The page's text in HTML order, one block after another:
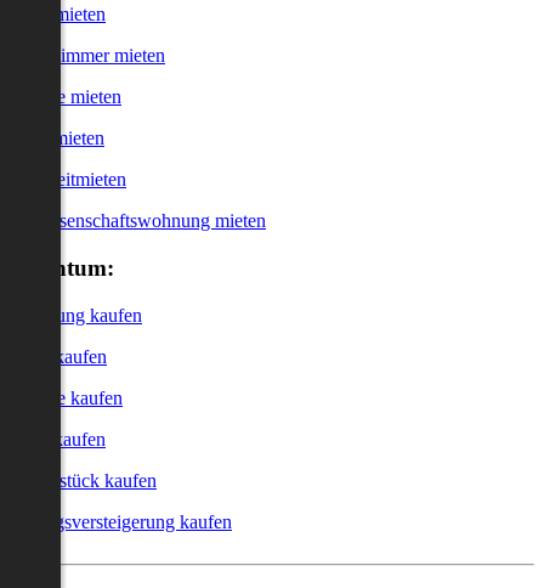
Haus mieten
WG-Zimmer mieten
Garage mieten
Büro mieten
Kurzzeitmieten
Genossenschaftswohnung mieten
Eigentum:
Wohnung kaufen
Haus kaufen
Garage kaufen
Büro kaufen
Grundstück kaufen
Zwangsversteigerung kaufen